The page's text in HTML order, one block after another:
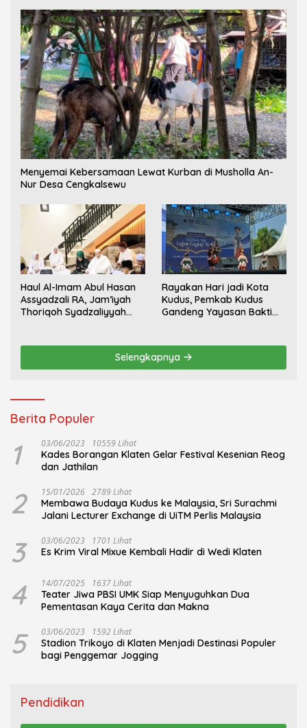
Menyemai Kebersamaan Lewat Kurban di Musholla An-
Nur Desa Cengkalsewu
Haul Al-Imam Abul Hasan
Assyadzali RA, Jam’iyah
Thoriqoh Syadzaliyyah
Rayakan Hari jadi Kota
Kudus, Pemkab Kudus
Gandeng Yayasan Bakti
Selengkapnya
Berita Populer
1 03/06/2023 10559 Lihat
Kades Borangan Klaten Gelar Festival Kesenian Reog
dan Jathilan
2 15/01/2026 2789 Lihat
Membawa Budaya Kudus ke Malaysia, Sri Surachmi
Jalani Lecturer Exchange di UiTM Perlis Malaysia
3 03/06/2023 1701 Lihat
Es Krim Viral Mixue Kembali Hadir di Wedi Klaten
4 14/07/2025 1637 Lihat
Teater Jiwa PBSI UMK Siap Menyuguhkan Dua
Pementasan Kaya Cerita dan Makna
5 03/06/2023 1592 Lihat
Stadion Trikoyo di Klaten Menjadi Destinasi Populer
bagi Penggemar Jogging
Pendidikan